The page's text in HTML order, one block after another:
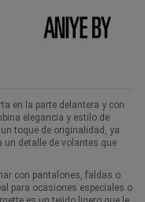
en la parte delantera y con
elegancia y estilo de
toque de originalidad, ya
un detalle de volantes que
con pantalones, faldas o
para ocasiones especiales o